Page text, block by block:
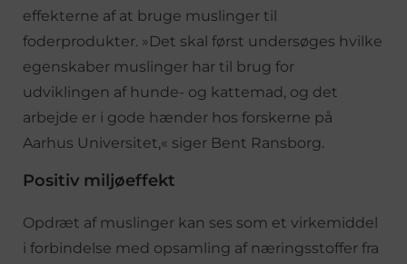
effekterne af at bruge muslinger til
foderprodukter. »Det skal først undersøges hvilke
egenskaber muslinger har til brug for
udviklingen af hunde- og kattemad, og det
arbejde er i gode hænder hos forskerne på
Aarhus Universitet,« siger Bent Ransborg.
Positiv miljøeffekt
Opdræt af muslinger kan ses som et virkemiddel
i forbindelse med opsamling af næringsstoffer fra